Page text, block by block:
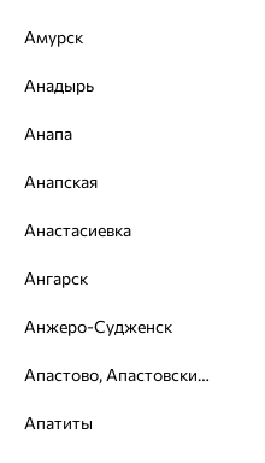
ЦВЕТ
Доставка и оплата
Гарантия и возврат
64%
Амурск
Анадырь
Анапа
Анапская
Анастасиевка
Ангарск
Анжеро-Судженск
Апастово, Апастовский район
Апатиты